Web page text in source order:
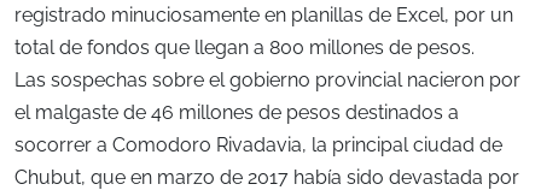
registrado minuciosamente en planillas de Excel, por un
total de fondos que llegan a 800 millones de pesos.
Las sospechas sobre el gobierno provincial nacieron por
el malgaste de 46 millones de pesos destinados a
socorrer a Comodoro Rivadavia, la principal ciudad de
Chubut, que en marzo de 2017 había sido devastada por